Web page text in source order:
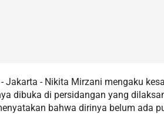
- Jakarta - Nikita Mirzani mengaku
dibuka di persidangan yang
bahwa dirinya belum ada